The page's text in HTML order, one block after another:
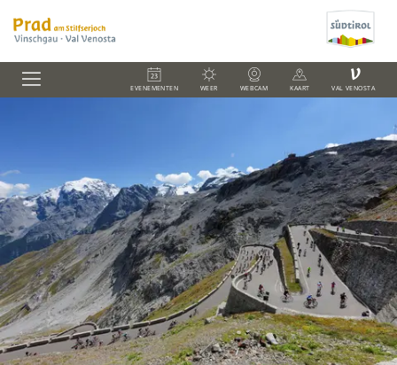
EVENEMENTEN WEER WEBCAM KAART
V
VAL VENOSTA